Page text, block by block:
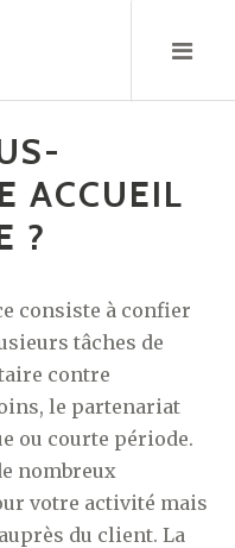
ACCUEIL
?
consiste à confier
tâches de
contre
le partenariat
ou courte période.
nombreux
votre activité mais
du client. La